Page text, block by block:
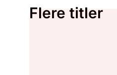
Flere titler